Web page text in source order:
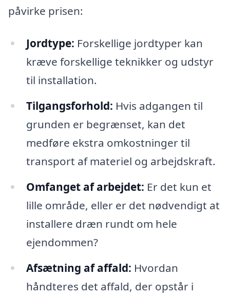
påvirke prisen:
Jordtype: Forskellige jordtyper kan
kræve forskellige teknikker og udstyr
til installation.
Tilgangsforhold: Hvis adgangen til
grunden er begrænset, kan det
medføre ekstra omkostninger til
transport af materiel og arbejdskraft.
Omfanget af arbejdet: Er det kun et
lille område, eller er det nødvendigt at
installere dræn rundt om hele
ejendommen?
Afsætning af affald: Hvordan
håndteres det affald, der opstår i